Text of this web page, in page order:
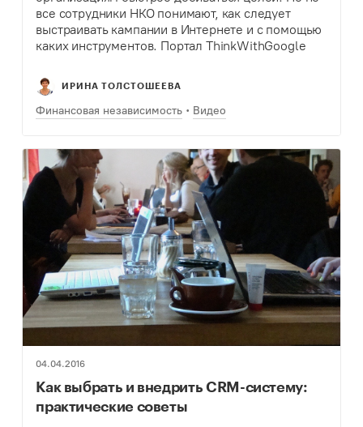
все сотрудники НКО понимают, как следует
выстраивать кампании в Интернете и с помощью
каких инструментов. Портал ThinkWithGoogle
этих вопросах. На одном ресурсе собраны…
ИРИНА ТОЛСТОШЕЕВА
Финансовая независимость Видео
04.04.2016
Как выбрать и внедрить CRM-систему:
практические советы